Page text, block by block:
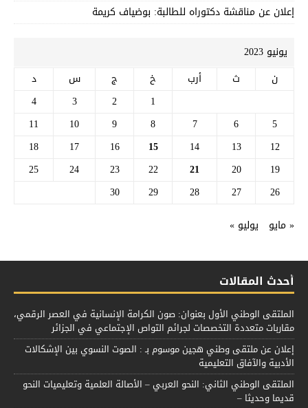
إعلان عن مناقشة دكتوراه للطالبة: بوضياف كريمة
يونيو 2023
ن
ث أرب خ ج س
د
1
2
3
4
5
6
7
8
9
10
11
12
13
14
15
16
17
18
19
20
21
22
23
24
25
26
27
28
29
30
« مايو
يوليو »
أحدث المقالات
الملتقى الوطني الأول بعنوان: صون الكرامة الإنسانية في العصر الرقمي،
مقاربات متعددة التخصصات لجرائم التواص الإجتماعي في الجزائر
إعلان عن ملتقى وطني هجين موسوم بـ : الصوت النسوي بين الإشكالات
الأدبية والآفاق التعليمية
الملتقى الوطني الثاني: النحو العربي – الأصالة العلمية وتعليميات النحو
قديما وحديثا –